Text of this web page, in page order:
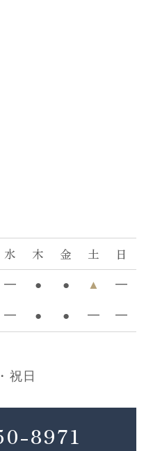
水 木 金 土
日
━ ● ● ▲ ━
━ ● ● ━ ━
祝日
8971